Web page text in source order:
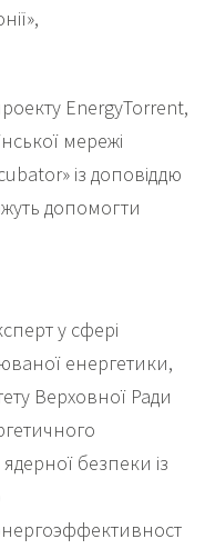
EnergyTorrent,
мережі
із доповіддю
допомогти
у сфері
енергетики,
Верховної Ради
безпеки із